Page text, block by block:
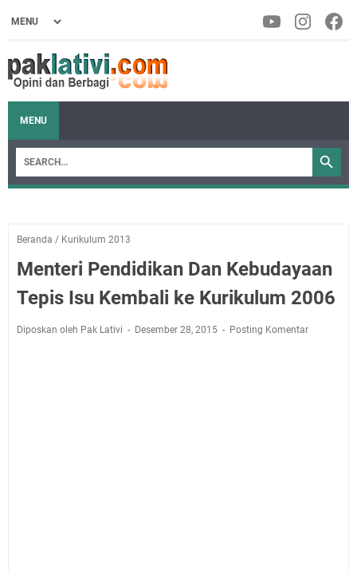
MENU
Beranda / Kurikulum 2013
Menteri Pendidikan Dan Kebudayaan
Tepis Isu Kembali ke Kurikulum 2006
Diposkan oleh Pak Lativi Desember 28, 2015 Posting Komentar